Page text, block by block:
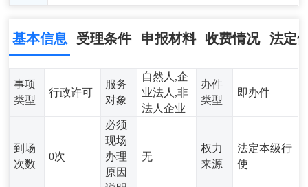
基本信息 受理条件 申报材料 收费情况 法定
事项
类型
行政许可
服务
对象
自然人,企
业法人,非
法人企业
办件
类型
即办件
到场
次数
0次
必须
现场
办理
原因
无
权力
来源
法定本级行
使